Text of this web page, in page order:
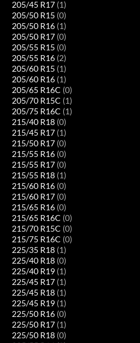
205/45 R17 (1)
205/50 R15 (0)
205/50 R16 (1)
205/50 R17 (0)
205/55 R15 (0)
205/55 R16 (2)
205/60 R15 (1)
205/60 R16 (1)
205/65 R16C (0)
205/70 R15C (1)
205/75 R16C (1)
215/40 R18 (0)
215/45 R17 (1)
215/50 R17 (0)
215/55 R16 (0)
215/55 R17 (0)
215/55 R18 (1)
215/60 R16 (0)
215/60 R17 (0)
215/65 R16 (0)
215/65 R16C (0)
215/70 R15C (0)
215/75 R16C (0)
225/35 R18 (1)
225/40 R18 (0)
225/40 R19 (1)
225/45 R17 (1)
225/45 R18 (1)
225/45 R19 (1)
225/50 R16 (0)
225/50 R17 (1)
225/50 R18 (0)